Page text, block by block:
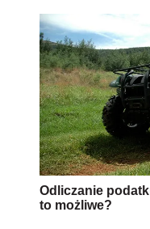
Odliczanie
to możliwe?